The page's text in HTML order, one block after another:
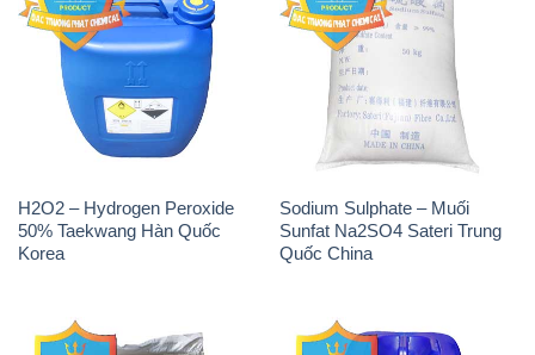
H2O2 – Hydrogen Peroxide
50% Taekwang Hàn Quốc
Korea
Sodium Sulphate – Muối
Sunfat Na2SO4 Sateri Trung
Quốc China